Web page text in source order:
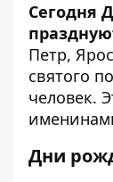
Сегодня
Петр,
святого
человек.
Дни